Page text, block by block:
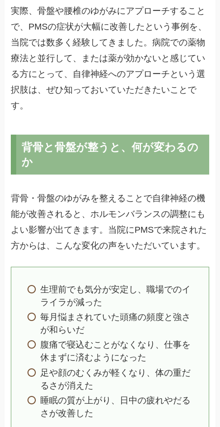
実際、骨盤や腰椎のゆがみにアプローチすること
で、PMSの症状が大幅に改善したという事例を、
当院では数多く経験してきました。病院での薬物
療法と並行して、または薬が効かないと感じてい
る方にとって、自律神経へのアプローチという選
択肢は、ぜひ知っておいていただきたいことで
す。
背骨と骨盤が整うと、何が変わるの
か
背骨・骨盤のゆがみを整えることで自律神経の機
能が改善されると、ホルモンバランスの調整にも
よい影響が出てきます。当院にPMSで来院された
方からは、こんな変化の声をいただいています。
生理前でも気分が安定し、職場でのイ
ライラが減った
毎月悩まされていた頭痛の頻度と強さ
が和らいだ
腹痛で寝込むことがなくなり、仕事を
休まずに済むようになった
足や顔のむくみが軽くなり、体の重だ
るさが消えた
睡眠の質が上がり、日中の疲れやだる
さが改善した